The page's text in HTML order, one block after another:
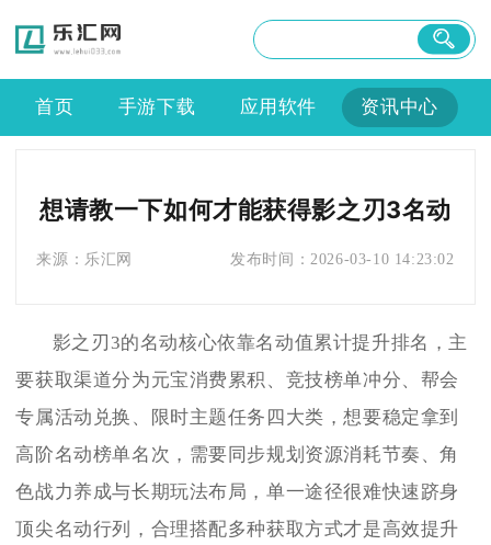
首页 手游下载 应用软件 资讯中心
想请教一下如何才能获得影之刃3名动
来源： 乐汇网 发布时间： 2026-03-10 14:23:02
影之刃3的名动核心依靠名动值累计提升排名，主
要获取渠道分为元宝消费累积、竞技榜单冲分、帮会
专属活动兑换、限时主题任务四大类，想要稳定拿到
高阶名动榜单名次，需要同步规划资源消耗节奏、角
色战力养成与长期玩法布局，单一途径很难快速跻身
顶尖名动行列，合理搭配多种获取方式才是高效提升